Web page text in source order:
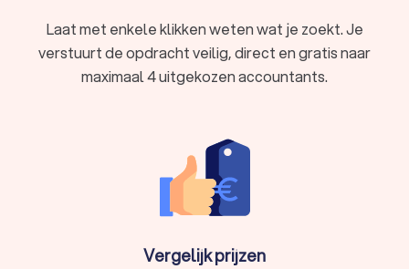
zich bezig met de interne boekhouding en controle.
Forensisch accountant: Gespecialiseerd in het
onderzoeken van fraude en financiële misdrijven.
Warmond goed aansluit bij jouw behoeften en de financiële
taken waar jij hulp bij zoekt.
Laat met enkele klikken weten wat je zoekt. Je
verstuurt de opdracht veilig, direct en gratis naar
maximaal 4 uitgekozen accountants.
Vergelijk prijzen